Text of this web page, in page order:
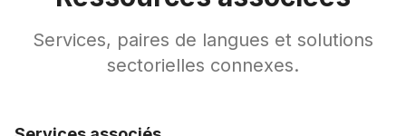
Services, paires de langues et solutions
sectorielles connexes.